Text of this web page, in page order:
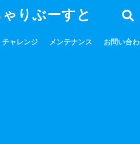
りぶーすと
チャレンジ メンテナンス お問い合